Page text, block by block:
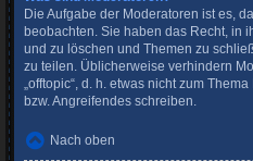
Die Aufgabe der Moderatoren ist es,
beobachten. Sie haben das Recht, in
und zu löschen und Themen zu
zu teilen. Üblicherweise verhindern
„offtopic“, d. h. etwas nicht zum
bzw. Angreifendes schreiben.
Nach oben